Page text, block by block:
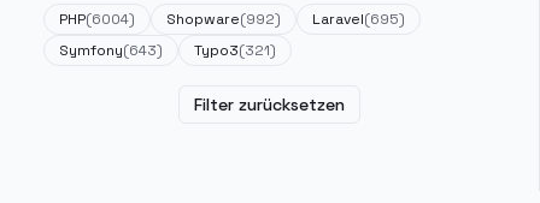
PHP(6004) Shopware(992) Laravel(695)
Symfony(643) Typo3(321)
Filter zurücksetzen